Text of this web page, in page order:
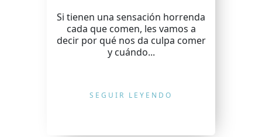
Si tienen una sensación horrenda
cada que comen, les vamos a
decir por qué nos da culpa comer
y cuándo...
SEGUIR LEYENDO